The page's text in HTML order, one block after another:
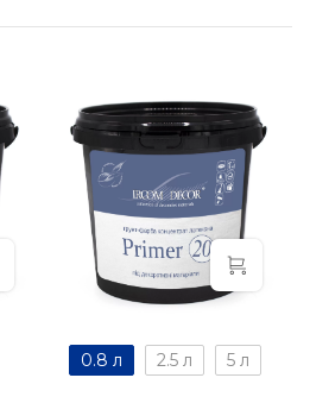
0.8 л 2.5 л 5 л